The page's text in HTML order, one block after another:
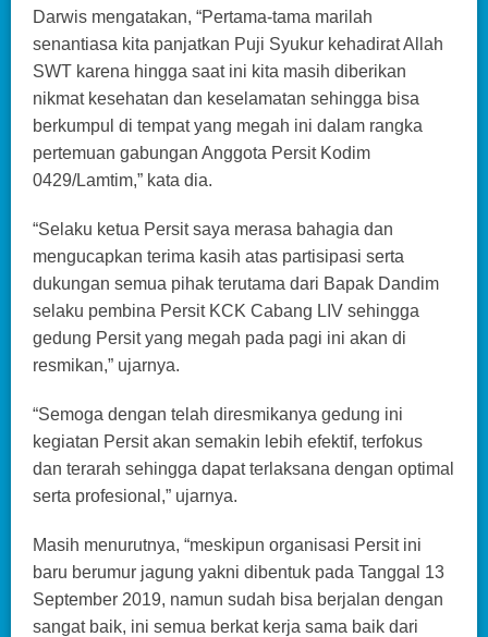
Darwis mengatakan, “Pertama-tama marilah
senantiasa kita panjatkan Puji Syukur kehadirat Allah
SWT karena hingga saat ini kita masih diberikan
nikmat kesehatan dan keselamatan sehingga bisa
berkumpul di tempat yang megah ini dalam rangka
pertemuan gabungan Anggota Persit Kodim
0429/Lamtim,” kata dia.
“Selaku ketua Persit saya merasa bahagia dan
mengucapkan terima kasih atas partisipasi serta
dukungan semua pihak terutama dari Bapak Dandim
selaku pembina Persit KCK Cabang LIV sehingga
gedung Persit yang megah pada pagi ini akan di
resmikan,” ujarnya.
“Semoga dengan telah diresmikanya gedung ini
kegiatan Persit akan semakin lebih efektif, terfokus
dan terarah sehingga dapat terlaksana dengan optimal
serta profesional,” ujarnya.
Masih menurutnya, “meskipun organisasi Persit ini
baru berumur jagung yakni dibentuk pada Tanggal 13
September 2019, namun sudah bisa berjalan dengan
sangat baik, ini semua berkat kerja sama baik dari